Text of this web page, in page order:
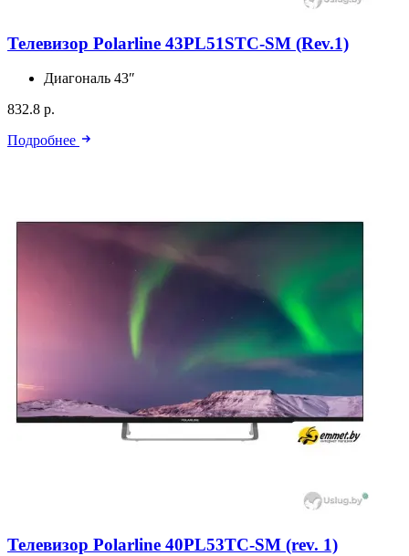
Телевизор Polarline 43PL51STC-SM (Rev.1)
Диагональ 43″
832.8 р.
Подробнее
Телевизор Polarline 40PL53TC-SM (rev. 1)